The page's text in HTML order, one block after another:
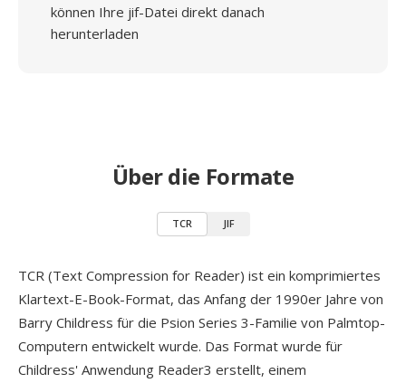
können Ihre jif-Datei direkt danach
herunterladen
Über die Formate
TCR JIF
TCR (Text Compression for Reader) ist ein komprimiertes
Klartext-E-Book-Format, das Anfang der 1990er Jahre von
Barry Childress für die Psion Series 3-Familie von Palmtop-
Computern entwickelt wurde. Das Format wurde für
Childress' Anwendung Reader3 erstellt, einem